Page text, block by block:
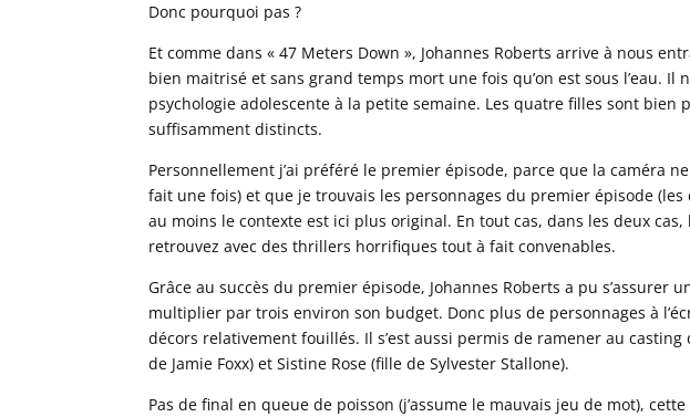
Donc pourquoi pas ?
Et comme dans « 47 Meters Down », Johannes Roberts arrive à nous
bien maitrisé et sans grand temps mort une fois qu’on est sous l’eau. Il
psychologie adolescente à la petite semaine. Les quatre filles sont bien
suffisamment distincts.
Personnellement j’ai préféré le premier épisode, parce que la caméra
fait une fois) et que je trouvais les personnages du premier épisode
au moins le contexte est ici plus original. En tout cas, dans les deux
retrouvez avec des thrillers horrifiques tout à fait convenables.
Grâce au succès du premier épisode, Johannes Roberts a pu s’assurer
multiplier par trois environ son budget. Donc plus de personnages à
décors relativement fouillés. Il s’est aussi permis de ramener au
de Jamie Foxx) et Sistine Rose (fille de Sylvester Stallone).
Pas de final en queue de poisson (j’assume le mauvais jeu de mot),